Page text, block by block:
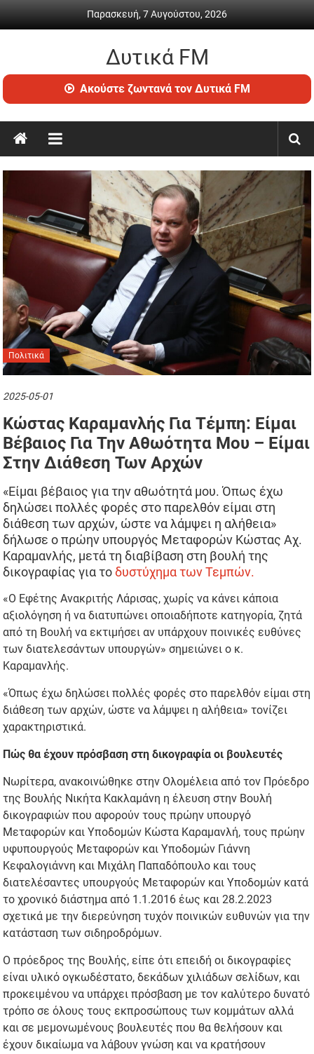
Παρασκευή, 7 Αυγούστου, 2026
Δυτικά FM
Ραδιόφωνο
•
ενημέρωση
Ακούστε ζωντανά τον Δυτικά FM
Πολιτικά
2025-05-01
Κώστας Καραμανλής Για Τέμπη: Είμαι
Βέβαιος Για Την Αθωότητα Μου – Είμαι
Στην Διάθεση Των Αρχών
«Είμαι βέβαιος για την αθωότητά μου. Όπως έχω
δηλώσει πολλές φορές στο παρελθόν είμαι στη
διάθεση των αρχών, ώστε να λάμψει η αλήθεια»
δήλωσε ο πρώην υπουργός Μεταφορών Κώστας Αχ.
Καραμανλής, μετά τη διαβίβαση στη βουλή της
δικογραφίας για τοδυστύχημα των Τεμπών.
«Ο Εφέτης Ανακριτής Λάρισας, χωρίς να κάνει κάποια
αξιολόγηση ή να διατυπώνει οποιαδήποτε κατηγορία, ζητά
από τη Βουλή να εκτιμήσει αν υπάρχουν ποινικές ευθύνες
των διατελεσάντων υπουργών» σημειώνει ο κ.
Καραμανλής.
«Όπως έχω δηλώσει πολλές φορές στο παρελθόν είμαι στη
διάθεση των αρχών, ώστε να λάμψει η αλήθεια» τονίζει
χαρακτηριστικά.
Πώς θα έχουν πρόσβαση στη δικογραφία οι βουλευτές
Νωρίτερα, ανακοινώθηκε στην Ολομέλεια από τον Πρόεδρο
της Βουλής Νικήτα Κακλαμάνη η έλευση στην Βουλή
δικογραφιών που αφορούν τους πρώην υπουργό
Μεταφορών και Υποδομών Κώστα Καραμανλή, τους πρώην
υφυπουργούς Μεταφορών και Υποδομών Γιάννη
Κεφαλογιάννη και Μιχάλη Παπαδόπουλο και τους
διατελέσαντες υπουργούς Μεταφορών και Υποδομών κατά
το χρονικό διάστημα από 1.1.2016 έως και 28.2.2023
σχετικά με την διερεύνηση τυχόν ποινικών ευθυνών για την
κατάσταση των σιδηροδρόμων.
Ο πρόεδρος της Βουλής, είπε ότι επειδή οι δικογραφίες
είναι υλικό ογκωδέστατο, δεκάδων χιλιάδων σελίδων, και
προκειμένου να υπάρχει πρόσβαση με τον καλύτερο δυνατό
τρόπο σε όλους τους εκπροσώπους των κομμάτων αλλά
και σε μεμονωμένους βουλευτές που θα θελήσουν και
έχουν δικαίωμα να λάβουν γνώση και να κρατήσουν